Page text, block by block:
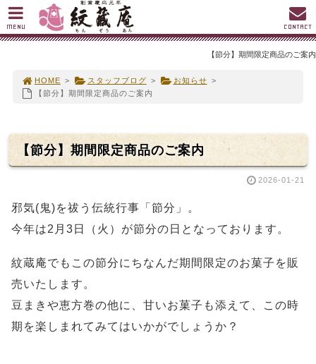
【節分】期間限定商品のご案内
HOME > スタッフブログ > お知らせ >
【節分】期間限定商品のご案内
【節分】期間限定商品のご案内
2026-01-21
邪気(鬼)を祓う伝統行事「節分」。
今年は2月3日（火）が節分の日となっております。
紋蔵庵でもこの節分にちなんだ期間限定のお菓子を販
売いたします。
豆まきや恵方巻の他に、甘いお菓子も添えて、この時
期を楽しまれてみてはいかがでしょうか？
MENU CONTACT